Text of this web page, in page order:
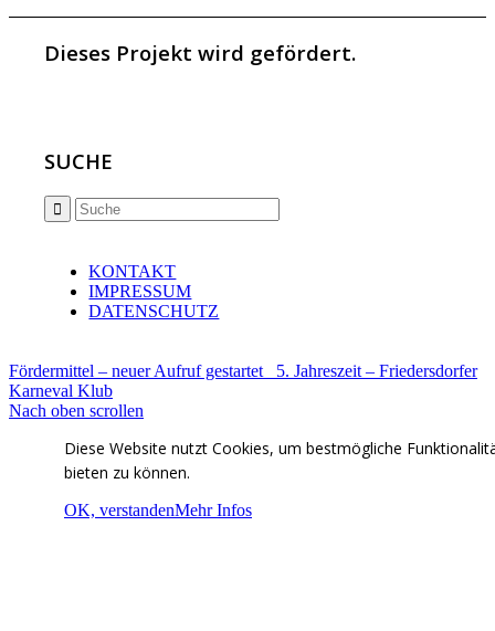
Dieses Projekt wird gefördert.
SUCHE
KONTAKT
IMPRESSUM
DATENSCHUTZ
Fördermittel – neuer Aufruf gestartet
5. Jahreszeit – Friedersdorfer
Karneval Klub
Nach oben scrollen
Diese Website nutzt Cookies, um bestmögliche
bieten zu können.
OK, verstandenMehr Infos